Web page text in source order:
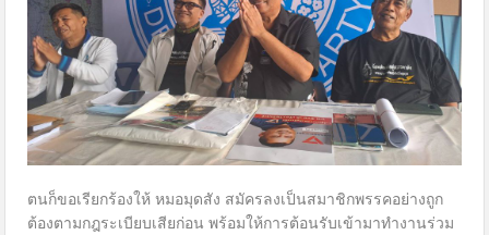
ตนก็ขอเรียกร้องให้ หมอมุดสัง สมัครลงเป็นสมาชิกพรรคอย่างถูก
ต้องตามกฎระเบียบเสียก่อน พร้อมให้การต้อนรับเข้ามาทำงานร่วม